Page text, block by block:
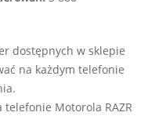
dostępnych w sklepie
na każdym telefonie
telefonie Motorola RAZR